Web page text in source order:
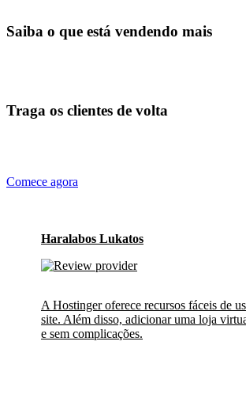
Saiba o que está vendendo mais
Traga os clientes de volta
Comece agora
Haralabos Lukatos
A Hostinger oferece recursos fáceis de
site. Além disso, adicionar uma loja
e sem complicações.